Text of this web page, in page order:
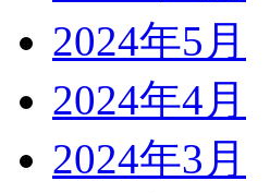
2024年5月
2024年4月
2024年3月